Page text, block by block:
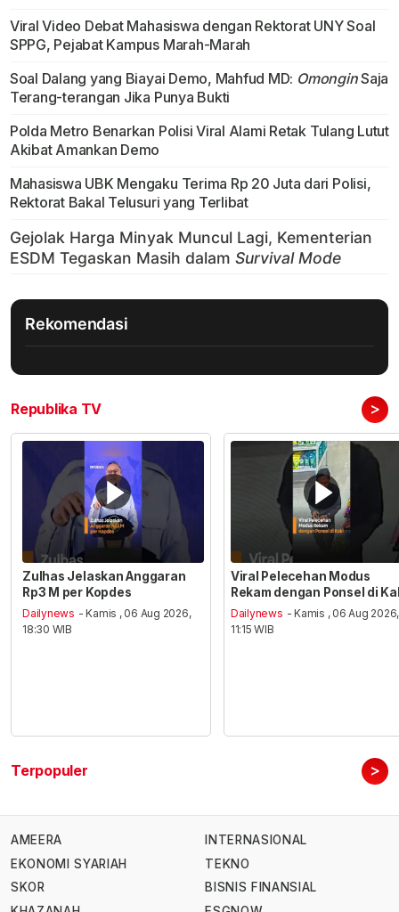
Viral Video Debat Mahasiswa dengan Rektorat UNY Soal
SPPG, Pejabat Kampus Marah-Marah
Soal Dalang yang Biayai Demo, Mahfud MD: OmonginSaja
Terang-terangan Jika Punya Bukti
Polda Metro Benarkan Polisi Viral Alami Retak Tulang Lutut
Akibat Amankan Demo
Mahasiswa UBK Mengaku Terima Rp 20 Juta dari Polisi,
Rektorat Bakal Telusuri yang Terlibat
Rekomendasi
Republika TV >
Zulhas Jelaskan Anggaran
Rp3 M per Kopdes
Dailynews - Kamis , 06 Aug 2026,
18:30 WIB
Viral Pelecehan Modus
Rekam dengan Ponsel di
Dailynews - Kamis , 06 Aug 2026,
11:15 WIB
Terpopuler >
AMEERA
EKONOMI SYARIAH
SKOR
INTERNASIONAL
TEKNO
BISNIS FINANSIAL